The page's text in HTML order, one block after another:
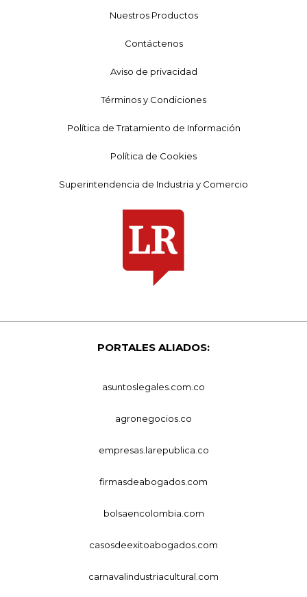
Nuestros Productos
Contáctenos
Aviso de privacidad
Términos y Condiciones
Política de Tratamiento de Información
Política de Cookies
Superintendencia de Industria y Comercio
PORTALES ALIADOS:
asuntoslegales.com.co
agronegocios.co
empresas.larepublica.co
firmasdeabogados.com
bolsaencolombia.com
casosdeexitoabogados.com
carnavalindustriacultural.com